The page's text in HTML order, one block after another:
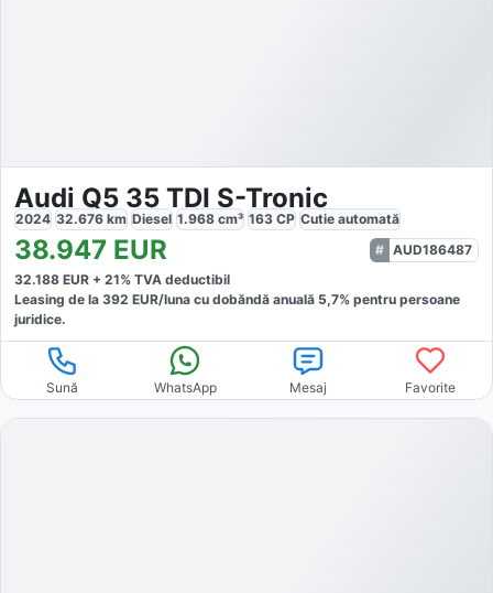
Audi Q5 35 TDI S-Tronic
2024 32.676 km Diesel 1.968 cm³ 163 CP Cutie automată
38.947 EUR
AUD186487
32.188 EUR + 21% TVA deductibil
Leasing de la 392 EUR/luna cu dobăndă anuală 5,7% pentru persoane
juridice.
Sună WhatsApp Mesaj Favorite